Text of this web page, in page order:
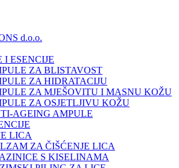
I ESENCIJE
ZA BLISTAVOST
ZA HIDRATACIJU
ZA MJEŠOVITU I MASNU KOŽU
ZA OSJETLJIVU KOŽU
AGEING AMPULE
LICA
ZA ČIŠĆENJE LICA
S KISELINAMA